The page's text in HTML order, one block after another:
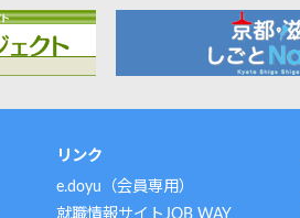
リンク
e.doyu（会員専用）
就職情報サイトJOB WAY